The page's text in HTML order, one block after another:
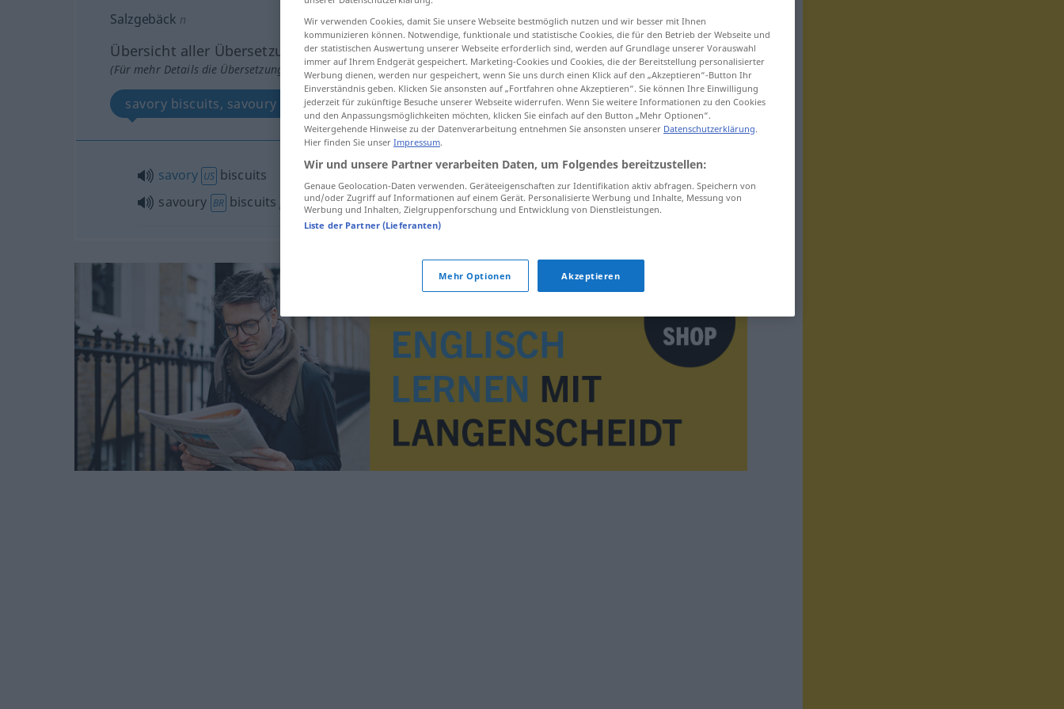
Salzgebäck n
Übersicht aller Übersetzungen
(Für mehr Details die Übersetzung anklicken/antippen)
savory biscuits, savoury biscuits
savory US biscuits
savoury BR biscuits
Salzgebäck
Wir verwenden Cookies, damit Sie unsere Webseite bestmöglich nutzen und wir besser mit Ihnen
kommunizieren können. Notwendige, funktionale und statistische Cookies, die für den Betrieb der Webseite und
der statistischen Auswertung unserer Webseite erforderlich sind, werden auf Grundlage unserer Vorauswahl
immer auf Ihrem Endgerät gespeichert. Marketing-Cookies und Cookies, die der Bereitstellung personalisierter
Werbung dienen, werden nur gespeichert, wenn Sie uns durch einen Klick auf den „Akzeptieren“-Button Ihr
Einverständnis geben. Klicken Sie ansonsten auf „Fortfahren ohne Akzeptieren“. Sie können Ihre Einwilligung
jederzeit für zukünftige Besuche unserer Webseite widerrufen. Wenn Sie weitere Informationen zu den Cookies
und den Anpassungsmöglichkeiten möchten, klicken Sie einfach auf den Button „Mehr Optionen“.
Weitergehende Hinweise zu der Datenverarbeitung entnehmen Sie ansonsten unserer Datenschutzerklärung.
Hier finden Sie unser Impressum.
Wir und unsere Partner verarbeiten Daten, um Folgendes bereitzustellen:
Genaue Geolocation-Daten verwenden. Geräteeigenschaften zur Identifikation aktiv abfragen. Speichern von
und/oder Zugriff auf Informationen auf einem Gerät. Personalisierte Werbung und Inhalte, Messung von
Werbung und Inhalten, Zielgruppenforschung und Entwicklung von Dienstleistungen.
Liste der Partner (Lieferanten)
Mehr Optionen Akzeptieren